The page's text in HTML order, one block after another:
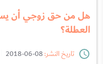
هل من حق زوجي أن
العطلة؟
تاريخ النشر: